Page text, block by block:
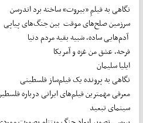
نگاهی به فیلمِ «بیروت» ساخته برد اندرسن
سرزمین صلح‌های موقت بین جنگ‌های پیاپی
آدم‌هایی ساده، شبیه بقیه مردم دنیا
فرحه، عشق من غزه و آمریکا
ایلیا سلیمان
نگاهی به پرونده یک فیلم‌ساز فلسطینی
معرفی مهمترین فیلم‌های ایرانی درباره فلسطین
سینمای تبعید